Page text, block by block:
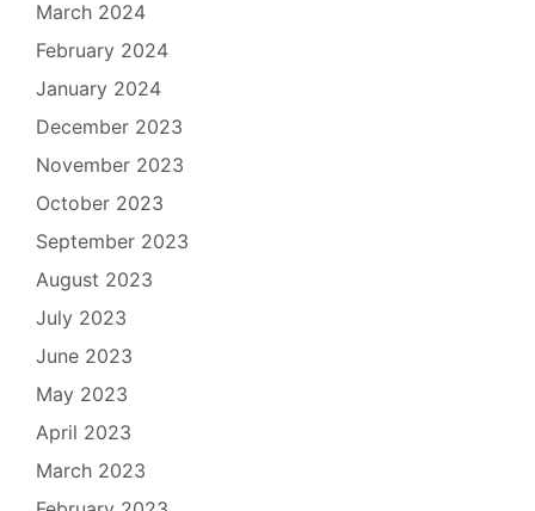
March 2024
February 2024
January 2024
December 2023
November 2023
October 2023
September 2023
August 2023
July 2023
June 2023
May 2023
April 2023
March 2023